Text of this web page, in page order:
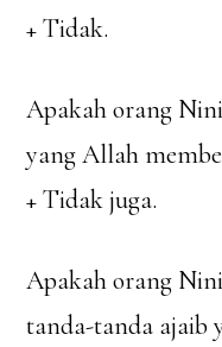
+ Tidak.
Apakah orang
yang Allah
+ Tidak juga.
Apakah orang
tanda-tanda ajaib